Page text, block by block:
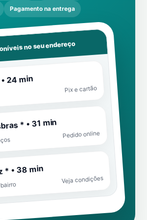
Pagamento na entrega
no seu endereço
24 min
Pix e cartão
* • 31 min
Pedido online
* • 38 min
Veja condições